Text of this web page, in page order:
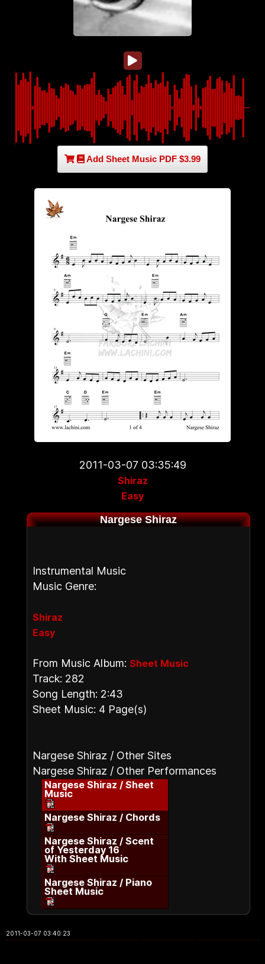
Add Sheet Music PDF $3.99
2011-03-07 03:35:49
Shiraz
Easy
Nargese Shiraz
Instrumental Music
Music Genre:
Shiraz
Easy
From Music Album: Sheet Music
Track: 282
Song Length: 2:43
Sheet Music: 4 Page(s)
Nargese Shiraz / Other Sites
Nargese Shiraz / Other Performances
Nargese Shiraz / Sheet
Music
Nargese Shiraz / Chords
Nargese Shiraz / Scent
of Yesterday 16
With Sheet Music
Nargese Shiraz / Piano
Sheet Music
2011-03-07 03:40:23